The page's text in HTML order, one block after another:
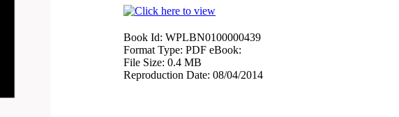
Book Id: WPLBN0100000439
Format Type: PDF eBook:
File Size: 0.4 MB
Reproduction Date: 08/04/2014